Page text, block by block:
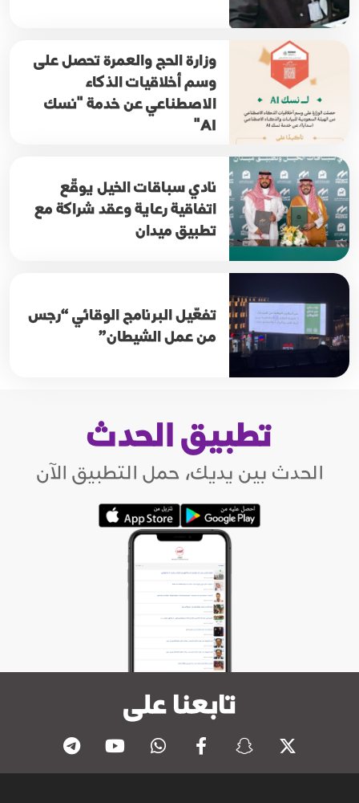
وزارة الحج والعمرة تحصل على
وسم أخلاقيات الذكاء
الاصطناعي عن خدمة "نسك
AI"
نادي سباقات الخيل يوقّع
اتفاقية رعاية وعقد شراكة مع
تطبيق ميدان
تفعّيل البرنامج الوقائي “رجس
من عمل الشيطان”
تطبيق الحدث
الحدث بين يديك، حمل التطبيق الآن
تابعنا على